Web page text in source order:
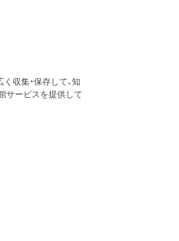
収集・保存して、知
サービスを提供して